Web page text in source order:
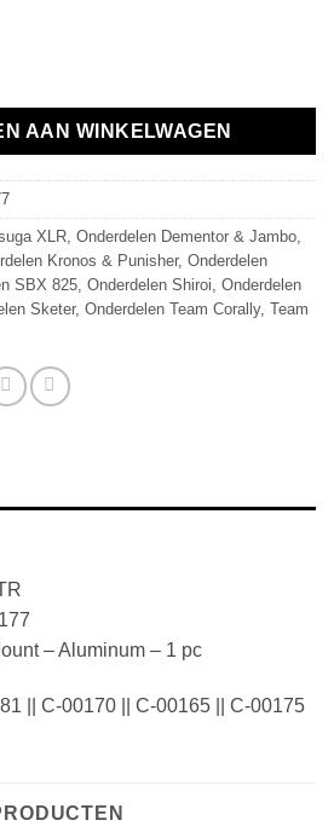
- 1 pc aantal
AAN WINKELWAGEN
XLR Onderdelen Dementor & Jambo
Kronos & Punisher, Onderdelen
SBX 825 Onderdelen Shiroi Onderdelen
Sketer, Onderdelen Team Corally, Team
– Aluminum – 1 pc
|| C-00170 || C-00165 || C-00175